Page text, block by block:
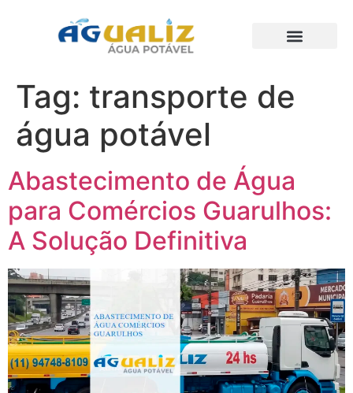
Tag: transporte de
água potável
Abastecimento de Água
para Comércios Guarulhos:
A Solução Definitiva